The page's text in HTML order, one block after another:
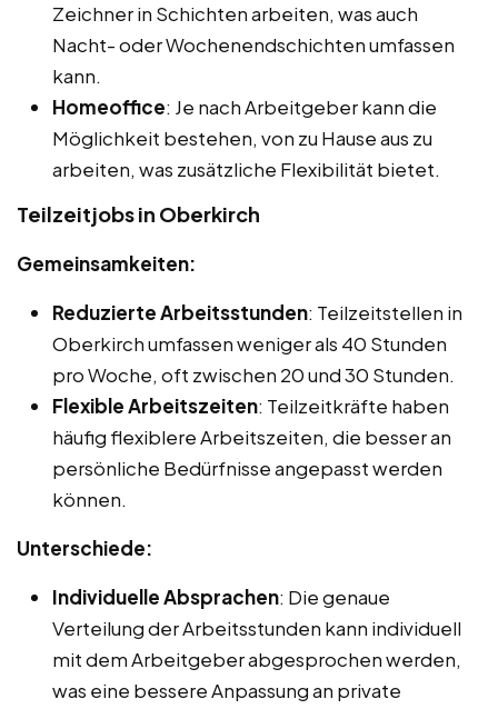
Zeichner in Schichten arbeiten, was auch
Nacht- oder Wochenendschichten umfassen
kann.
Homeoffice: Je nach Arbeitgeber kann die
Möglichkeit bestehen, von zu Hause aus zu
arbeiten, was zusätzliche Flexibilität bietet.
Teilzeitjobs in Oberkirch
Gemeinsamkeiten:
Reduzierte Arbeitsstunden: Teilzeitstellen in
Oberkirch umfassen weniger als 40 Stunden
pro Woche, oft zwischen 20 und 30 Stunden.
Flexible Arbeitszeiten: Teilzeitkräfte haben
häufig flexiblere Arbeitszeiten, die besser an
persönliche Bedürfnisse angepasst werden
können.
Unterschiede:
Individuelle Absprachen: Die genaue
Verteilung der Arbeitsstunden kann individuell
mit dem Arbeitgeber abgesprochen werden,
was eine bessere Anpassung an private